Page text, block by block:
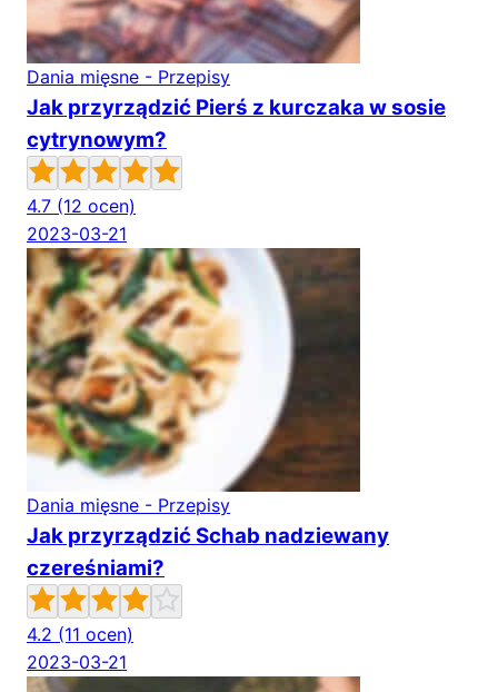
Dania mięsne - Przepisy
Jak przyrządzić Pierś z kurczaka w sosie
cytrynowym?
4.7 (12 ocen)
2023-03-21
Dania mięsne - Przepisy
Jak przyrządzić Schab nadziewany
czereśniami?
4.2 (11 ocen)
2023-03-21